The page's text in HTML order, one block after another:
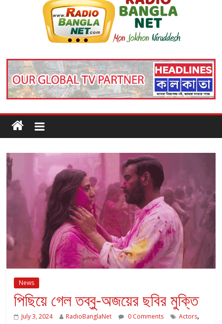
News
পিছিয়ে গেল তব্বু-অজয়ের ছবির মুক্তি
July 3, 2024 RadioBanglaNet 0 Comments Actors,